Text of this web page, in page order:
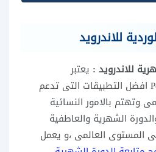
للاندرويد
للاندرويد : يعتبر
تطبيق Period Tracker Pro افضل التطبيقات التى تدعم
وتهتم بالامور النسائية
الشهرية والعاطفية
المستوى العالمى ،و يعمل